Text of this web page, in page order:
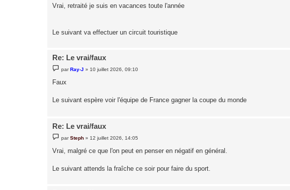
s
Vrai, retraité je suis en vacances toute l'année
Le suivant va effectuer un circuit touristique
Re: Le vrai/faux
e
s
e
parRay-J » 10 juillet 2026, 09:10
Faux
Le suivant espère voir l'équipe de France gagner la coupe du monde
Re: Le vrai/faux
e
s
e
parSteph » 12 juillet 2026, 14:05
Vrai, malgré ce que l'on peut en penser en négatif en général.
Le suivant attends la fraîche ce soir pour faire du sport.